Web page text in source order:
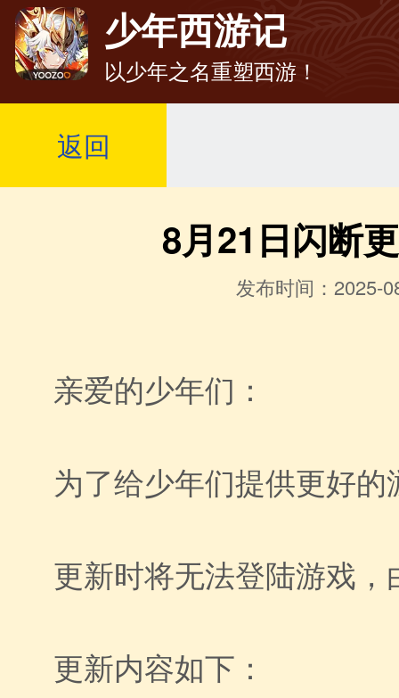
少年西游记
以少年之名重塑西游！
返回
8月21日闪断
发布时间：2025-
亲爱的少年们：
为了给少年们提供更好
更新时将无法登陆游戏
更新内容如下：